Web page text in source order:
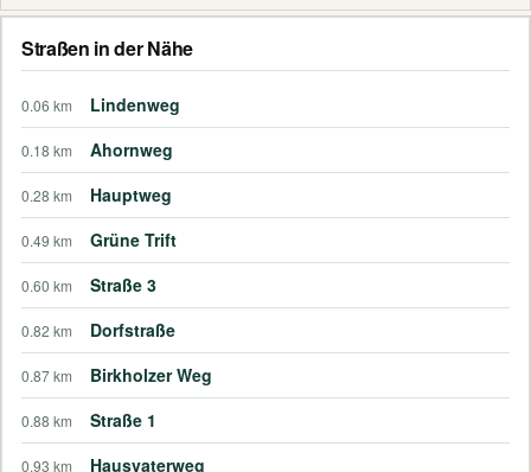
Straßen in der Nähe
0.06 km Lindenweg
0.18 km Ahornweg
0.28 km Hauptweg
0.49 km Grüne Trift
0.60 km Straße 3
0.82 km Dorfstraße
0.87 km Birkholzer Weg
0.88 km Straße 1
0.93 km Hausvaterweg